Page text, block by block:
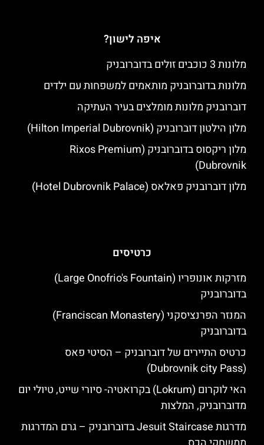
איפה לישון?
מלונות 3 כוכבים זולים בדוברובניק
מלונות בדוברובניק מותאמים למשפחות עם ילדים
דוברובניק מלונות מומלצים בעיר העתיקה
מלון הילטון דוברובניק (Hilton Imperial Dubrovnik)
מלון ריקסוס בדוברובניק (Rixos Premium
Dubrovnik)
מלון דוברובניק פאלאס (Hotel Dubrovnik Palace)
כרטיסים
מזרקות אונופריו (Large Onofrio's Fountain)
בדוברובניק
המנזר הפרנציסקני (Franciscan Monastery)
בדוברובניק
כרטיס התיירים של דוברובניק – הסיטי פאס
(Dubrovnik city Pass)
האי לוקרום (Lokrum) בקרואטיה- סיורי שייט, טיולי יום
מדוברובניק, המלצות
מדרגות Jesuit Staircase בדוברובניק – גרם המדרגות